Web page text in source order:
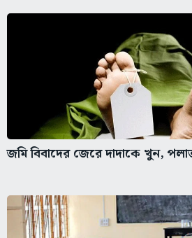
জমি বিবাদের জেরে দাদাকে খুন,